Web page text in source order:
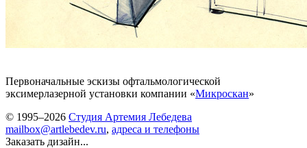
Первоначальные эскизы офтальмологической
эксимерлазерной установки компании «Микроскан»
© 1995–2026 Студия Артемия Лебедева
mailbox@artlebedev.ru, адреса и телефоны
Заказать дизайн...